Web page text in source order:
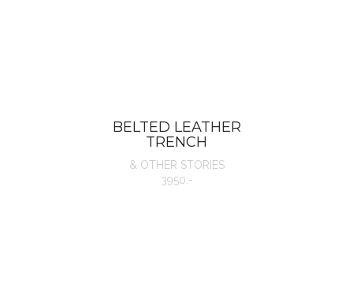
BELTED LEATHER
TRENCH
& OTHER STORIES
3950:-